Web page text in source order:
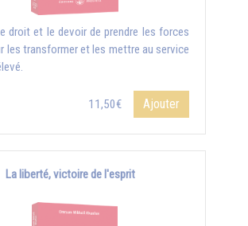
droit et le devoir de prendre les forces
les transformer et les mettre au service
11,50€ Ajouter
La liberté, victoire de l'esprit